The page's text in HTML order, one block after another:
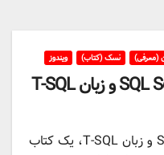
(معرفی) نسک (کتاب) ویندوز
کتاب آشنایی با SQL Server 2008 و زبان T-SQL، یک کتاب